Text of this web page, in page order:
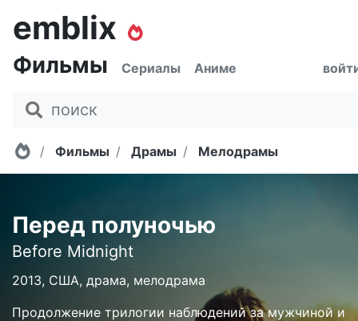
emblix
Фильмы Сериалы Аниме
Главная
Фильмы Драмы Мелодрамы
Перед полуночью
Before Midnight
2013, США, драма, мелодрама
Продолжение трилогии наблюдений за мужчиной и